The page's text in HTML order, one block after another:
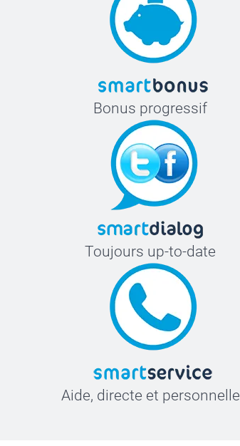
Bonus progressif
Toujours up-to-date
Aide, directe et personnelle